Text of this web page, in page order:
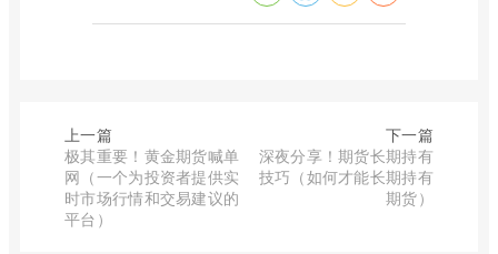
上一篇
极其重要！黄金期货喊单
网（一个为投资者提供实
时市场行情和交易建议的
平台）
下一篇
深夜分享！期货长期持有
技巧（如何才能长期持有
期货）